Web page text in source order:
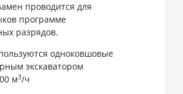
проводится для
программе
разрядов.
одноковшовые
экскаватором
м3/ч